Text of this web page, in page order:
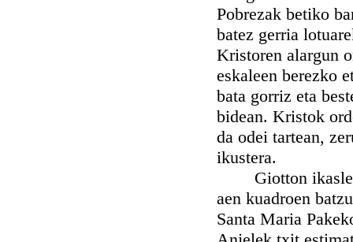
Pobrezak betiko
batez gerria
Kristoren alargun
eskaleen berezko
bata gorriz eta
bidean. Kristok
da odei tartean,
ikustera.
Giotton ikasleak
aen kuadroen
Santa Maria